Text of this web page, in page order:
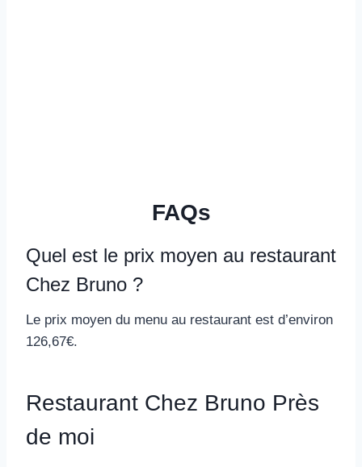
FAQs
Quel est le prix moyen au restaurant
Chez Bruno ?
Le prix moyen du menu au restaurant est d’environ
126,67€.
Restaurant Chez Bruno Près
de moi